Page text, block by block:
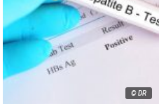
© DR